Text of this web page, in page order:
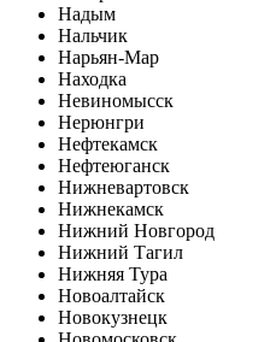
Надым
Нальчик
Нарьян-Мар
Находка
Невиномысск
Нерюнгри
Нефтекамск
Нефтеюганск
Нижневартовск
Нижнекамск
Нижний Новгород
Нижний Тагил
Нижняя Тура
Новоалтайск
Новокузнецк